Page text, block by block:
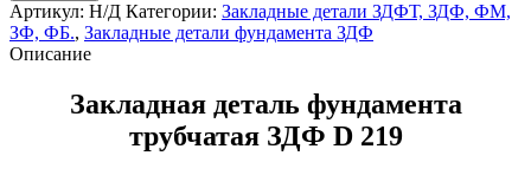
Артикул: Н/Д Категории: Закладные детали ЗДФТ, ЗДФ, ФМ,
ЗФ, ФБ., Закладные детали фундамента ЗДФ
Описание
Закладная деталь фундамента
трубчатая ЗДФ D 219